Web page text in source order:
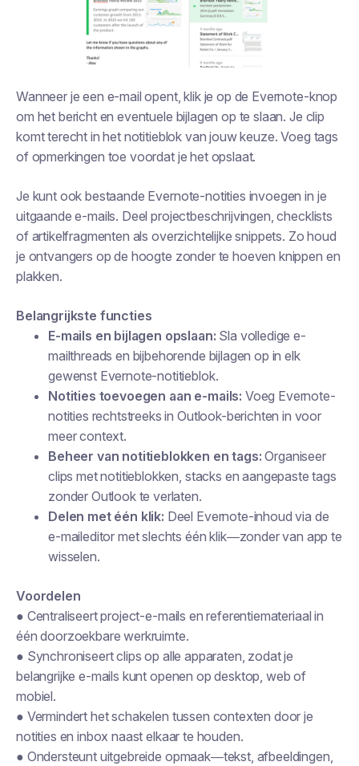
Wanneer je een e-mail opent, klik je op de Evernote-knop
om het bericht en eventuele bijlagen op te slaan. Je clip
komt terecht in het notitieblok van jouw keuze. Voeg tags
of opmerkingen toe voordat je het opslaat.
Je kunt ook bestaande Evernote-notities invoegen in je
uitgaande e-mails. Deel projectbeschrijvingen, checklists
of artikelfragmenten als overzichtelijke snippets. Zo houd
je ontvangers op de hoogte zonder te hoeven knippen en
plakken.
Belangrijkste functies
E-mails en bijlagen opslaan: Sla volledige e-
mailthreads en bijbehorende bijlagen op in elk
gewenst Evernote-notitieblok.
Notities toevoegen aan e-mails: Voeg Evernote-
notities rechtstreeks in Outlook-berichten in voor
meer context.
Beheer van notitieblokken en tags: Organiseer
clips met notitieblokken, stacks en aangepaste tags
zonder Outlook te verlaten.
Delen met één klik: Deel Evernote-inhoud via de
e-maileditor met slechts één klik—zonder van app te
wisselen.
Voordelen
● Centraliseert project-e-mails en referentiemateriaal in
één doorzoekbare werkruimte.
● Synchroniseert clips op alle apparaten, zodat je
belangrijke e-mails kunt openen op desktop, web of
mobiel.
● Vermindert het schakelen tussen contexten door je
notities en inbox naast elkaar te houden.
● Ondersteunt uitgebreide opmaak—tekst, afbeeldingen,